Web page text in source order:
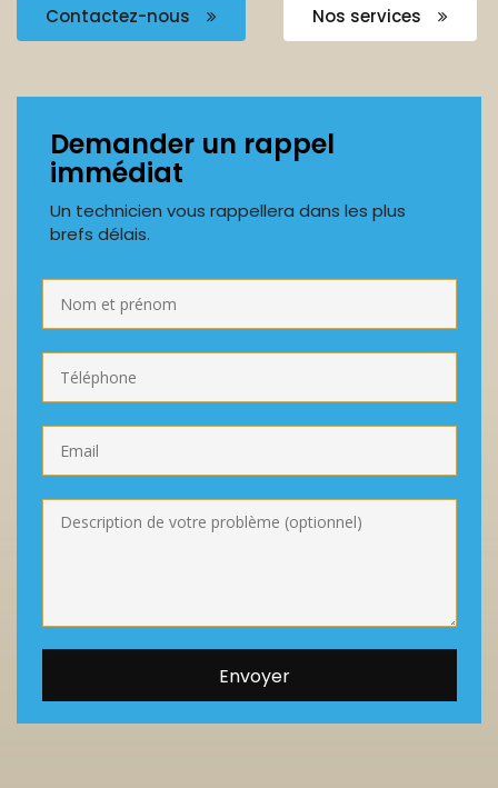
Contactez-nous Nos services
Demander un rappel
immédiat
Un technicien vous rappellera dans les plus
brefs délais.